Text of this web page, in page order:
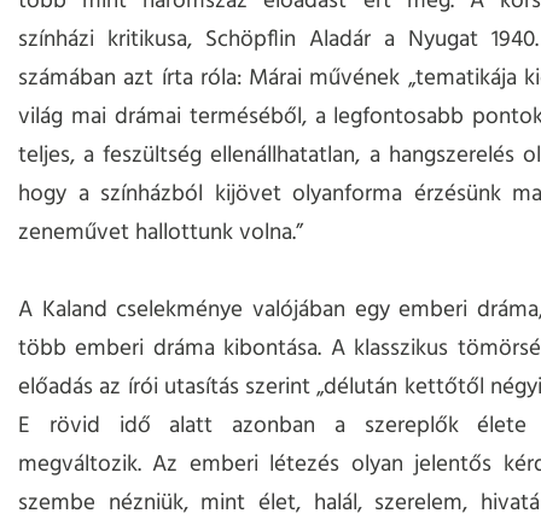
színházi kritikusa, Schöpflin Aladár a Nyugat
számában azt írta róla: Márai művének „tematikája
világ mai drámai terméséből, a legfontosabb
teljes, a feszültség ellenállhatatlan, a hangszerelés
hogy a színházból kijövet olyanforma érzésünk
zeneművet hallottunk volna.”
A Kaland cselekménye valójában egy emberi
több emberi dráma kibontása. A klasszikus
előadás az írói utasítás szerint „délután kettőtől
E rövid idő alatt azonban a szereplők élete
megváltozik. Az emberi létezés olyan jelentős
szembe nézniük, mint élet, halál, szerelem,